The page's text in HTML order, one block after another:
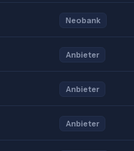
Neobank
Anbieter
Anbieter
Anbieter